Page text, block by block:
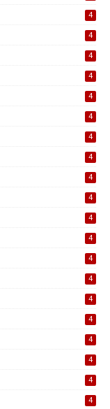
4
4
4
4
4
4
4
4
4
4
4
4
4
4
4
4
4
4
4
4